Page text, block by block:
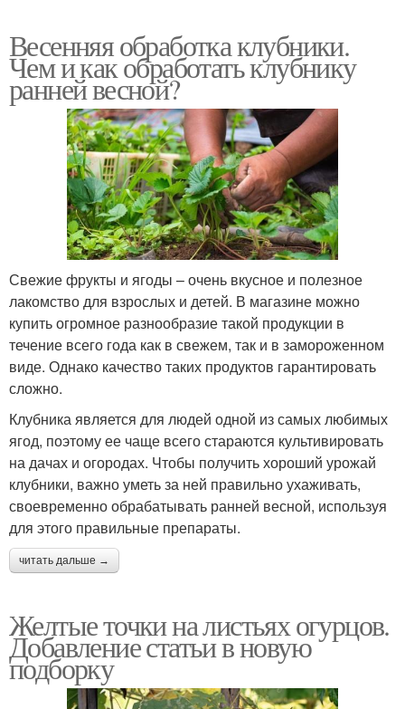
Весенняя обработка клубники.
Чем и как обработать клубнику
ранней весной?
Свежие фрукты и ягоды – очень вкусное и полезное
лакомство для взрослых и детей. В магазине можно
купить огромное разнообразие такой продукции в
течение всего года как в свежем, так и в замороженном
виде. Однако качество таких продуктов гарантировать
сложно.
Клубника является для людей одной из самых любимых
ягод, поэтому ее чаще всего стараются культивировать
на дачах и огородах. Чтобы получить хороший урожай
клубники, важно уметь за ней правильно ухаживать,
своевременно обрабатывать ранней весной, используя
для этого правильные препараты.
читать дальше →
Желтые точки на листьях огурцов.
Добавление статьи в новую
подборку